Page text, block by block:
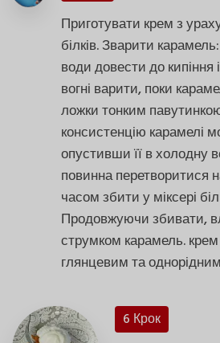
Приготувати крем з
білків. Зварити
води довести до кипіння
вогні варити, поки
ложки тонким
консистенцію карамелі
опустивши її в холодну
повинна перетворитися
часом збити у міксері
Продовжуючи збивати,
струмком карамель.
глянцевим та
6 Крок